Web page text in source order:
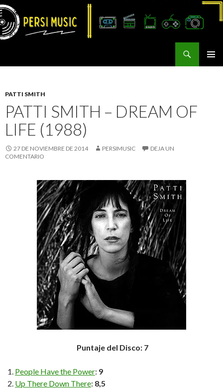
PATTI SMITH
PATTI SMITH – DREAM OF
LIFE (1988)
27 DE NOVIEMBRE DE 2014 PERSIMUSIC
DEJA UN
COMENTARIO
Puntaje del Disco: 7
People Have the Power: 9
Up There Down There: 8,5